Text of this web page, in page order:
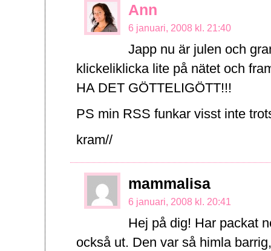
Ann
6 januari, 2008 kl. 21:40
Japp nu är julen och
klickeliklicka lite på nätet och
HA DET GÖTTELIGÖTT!!!
PS min RSS funkar visst inte
kram//
mammalisa
6 januari, 2008 kl. 20:41
Hej på dig! Har packat
också ut. Den var så himla